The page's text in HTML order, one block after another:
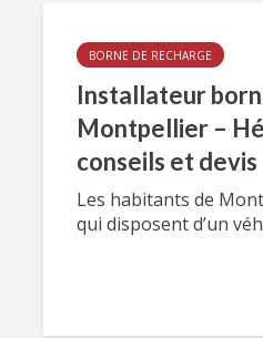
BORNE DE RECHARGE
Installateur
Montpellier –
conseils et devis
Les habitants de
qui disposent d’un